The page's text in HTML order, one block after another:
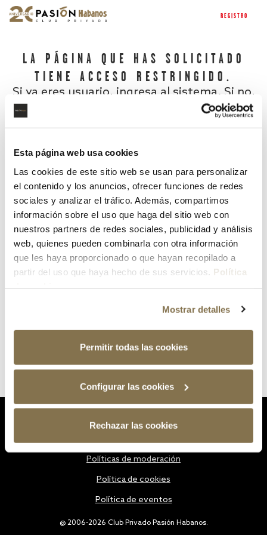
Esta página web usa cookies
Las cookies de este sitio web se usan para personalizar
el contenido y los anuncios, ofrecer funciones de redes
sociales y analizar el tráfico. Además, compartimos
información sobre el uso que haga del sitio web con
nuestros partners de redes sociales, publicidad y análisis
web, quienes pueden combinarla con otra información
que les haya proporcionado o que hayan recopilado a
partir del uso que haya hecho de sus servicios. Política
Mostrar detalles
Permitir todas las cookies
Configurar las cookies
Rechazar las cookies
REGISTRO
LA PÁGINA QUE HAS SOLICITADO
TIENE ACCESO RESTRINGIDO.
Si ya eres usuario, ingresa al sistema. Si no,
¿Has olvidado tu contraseña?
@ 2006-2026 Club Privado Pasión Habanos.
Políticas de moderación
Política de cookies
Política de eventos